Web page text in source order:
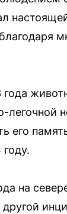
легочной
его
на